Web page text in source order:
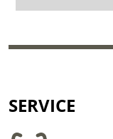
SERVICE